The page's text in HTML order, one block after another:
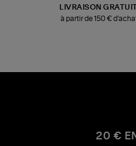
LIVRAISON
à partir de 150 €
20 €